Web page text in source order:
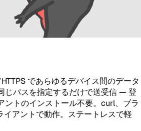
であらゆるデバイス間のデータ
じパスを指定するだけで送受信 — 登
ントのインストール不要。curl、ブラ
イアントで動作。ステートレスで軽